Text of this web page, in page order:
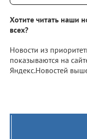
Хотите читать наши
всех?
Новости из
показываются на
Яндекс.Новостей